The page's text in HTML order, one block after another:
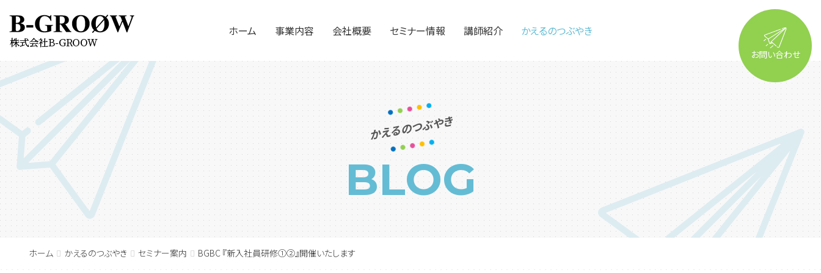
ホーム
事業内容
社外人事部門としての業務
教育研修サービス
アウトソーシング・給与計算
会社概要 セミナー情報 講師紹介 かえるのつぶやき
お問い合わせ
かえるのつぶやき
BLOG
ホーム かえるのつぶやき セミナー案内 BGBC 『新入社員研修①②』開催いたします